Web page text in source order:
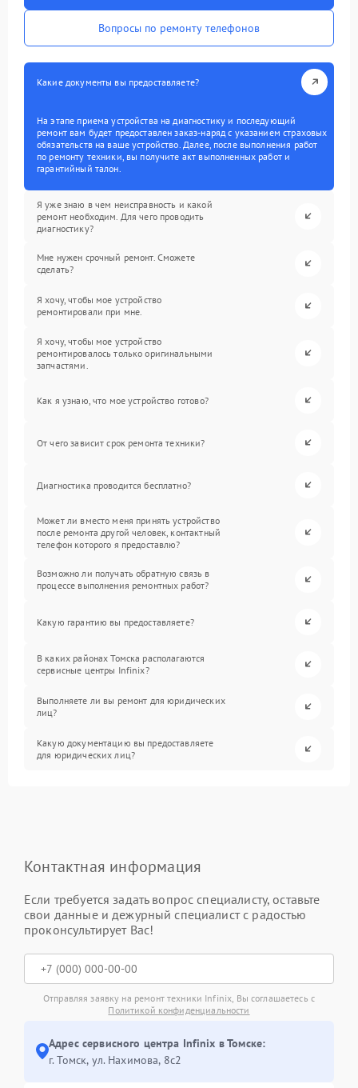
Вопросы по ремонту телефонов
Какие документы вы предоставляете?
На этапе приема устройства на диагностику и последующий
ремонт вам будет предоставлен заказ-наряд с указанием страховых
обязательств на ваше устройство. Далее, после выполнения работ
по ремонту техники, вы получите акт выполненных работ и
гарантийный талон.
Я уже знаю в чем неисправность и какой
ремонт необходим. Для чего проводить
диагностику?
Мне нужен срочный ремонт. Сможете
сделать?
Я хочу, чтобы мое устройство
ремонтировали при мне.
Я хочу, чтобы мое устройство
ремонтировалось только оригинальными
запчастями.
Как я узнаю, что мое устройство готово?
От чего зависит срок ремонта техники?
Диагностика проводится бесплатно?
Может ли вместо меня принять устройство
после ремонта другой человек, контактный
телефон которого я предоставлю?
Возможно ли получать обратную связь в
процессе выполнения ремонтных работ?
Какую гарантию вы предоставляете?
В каких районах Томска располагаются
сервисные центры Infinix?
Выполняете ли вы ремонт для юридических
лиц?
Какую документацию вы предоставляете
для юридических лиц?
Контактная информация
Если требуется задать вопрос специалисту, оставьте
свои данные и дежурный специалист с радостью
проконсультирует Вас!
Отправляя заявку на ремонт техники Infinix, Вы соглашаетесь с
Политикой конфиденциальности
Адрес сервисного центра Infinix в Томске:
г. Томск, ул. Нахимова, 8с2